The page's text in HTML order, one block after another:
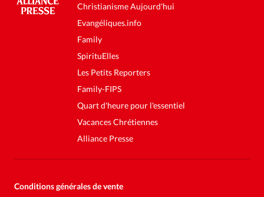
Christianisme Aujourd'hui
Evangéliques.info
Family
SpirituElles
Les Petits Reporters
Family-FIPS
Quart d'heure pour l'essentiel
Vacances Chrétiennes
Alliance Presse
Conditions générales de vente